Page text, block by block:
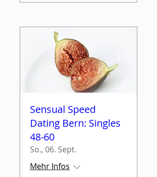
Sensual Speed
Dating Bern: Singles
48-60
So., 06. Sept.
Mehr Infos